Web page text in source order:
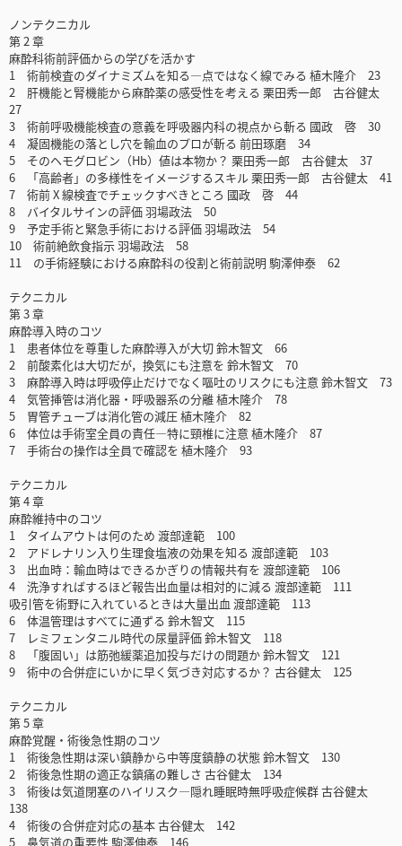
ノンテクニカル
第 2 章
麻酔科術前評価からの学びを活かす
1 術前検査のダイナミズムを知る―点ではなく線でみる 植木隆介 23
2 肝機能と腎機能から麻酔薬の感受性を考える 栗田秀一郎 古谷健太
27
3 術前呼吸機能検査の意義を呼吸器内科の視点から斬る 國政 啓 30
4 凝固機能の落とし穴を輸血のプロが斬る 前田琢磨 34
5 そのヘモグロビン（Hb）値は本物か？ 栗田秀一郎 古谷健太 37
6 「高齢者」の多様性をイメージするスキル 栗田秀一郎 古谷健太 41
7 術前 X 線検査でチェックすべきところ 國政 啓 44
8 バイタルサインの評価 羽場政法 50
9 予定手術と緊急手術における評価 羽場政法 54
10 術前絶飲食指示 羽場政法 58
11 の手術経験における麻酔科の役割と術前説明 駒澤伸泰 62
テクニカル
第 3 章
麻酔導入時のコツ
1 患者体位を尊重した麻酔導入が大切 鈴木智文 66
2 前酸素化は大切だが，換気にも注意を 鈴木智文 70
3 麻酔導入時は呼吸停止だけでなく嘔吐のリスクにも注意 鈴木智文 73
4 気管挿管は消化器・呼吸器系の分離 植木隆介 78
5 胃管チューブは消化管の減圧 植木隆介 82
6 体位は手術室全員の責任―特に頸椎に注意 植木隆介 87
7 手術台の操作は全員で確認を 植木隆介 93
テクニカル
第 4 章
麻酔維持中のコツ
1 タイムアウトは何のため 渡部達範 100
2 アドレナリン入り生理食塩液の効果を知る 渡部達範 103
3 出血時：輸血時はできるかぎりの情報共有を 渡部達範 106
4 洗浄すればするほど報告出血量は相対的に減る 渡部達範 111
吸引管を術野に入れているときは大量出血 渡部達範 113
6 体温管理はすべてに通ずる 鈴木智文 115
7 レミフェンタニル時代の尿量評価 鈴木智文 118
8 「腹固い」は筋弛緩薬追加投与だけの問題か 鈴木智文 121
9 術中の合併症にいかに早く気づき対応するか？ 古谷健太 125
テクニカル
第 5 章
麻酔覚醒・術後急性期のコツ
1 術後急性期は深い鎮静から中等度鎮静の状態 鈴木智文 130
2 術後急性期の適正な鎮痛の難しさ 古谷健太 134
3 術後は気道閉塞のハイリスク―隠れ睡眠時無呼吸症候群 古谷健太
138
4 術後の合併症対応の基本 古谷健太 142
5 鼻気道の重要性 駒澤伸泰 146